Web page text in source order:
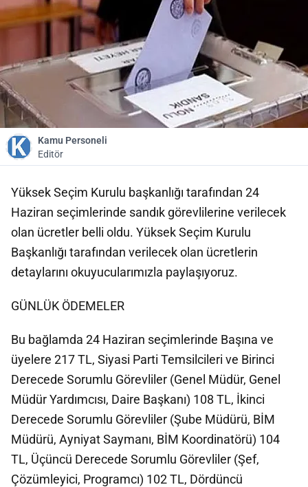
Kamu Personeli
Editör
Yüksek Seçim Kurulu başkanlığı tarafından 24
Haziran seçimlerinde sandık görevlilerine verilecek
olan ücretler belli oldu. Yüksek Seçim Kurulu
Başkanlığı tarafından verilecek olan ücretlerin
detaylarını okuyucularımızla paylaşıyoruz.
GÜNLÜK ÖDEMELER
Bu bağlamda 24 Haziran seçimlerinde Başına ve
üyelere 217 TL, Siyasi Parti Temsilcileri ve Birinci
Derecede Sorumlu Görevliler (Genel Müdür, Genel
Müdür Yardımcısı, Daire Başkanı) 108 TL, İkinci
Derecede Sorumlu Görevliler (Şube Müdürü, BİM
Müdürü, Ayniyat Saymanı, BİM Koordinatörü) 104
TL, Üçüncü Derecede Sorumlu Görevliler (Şef,
Çözümleyici, Programcı) 102 TL, Dördüncü